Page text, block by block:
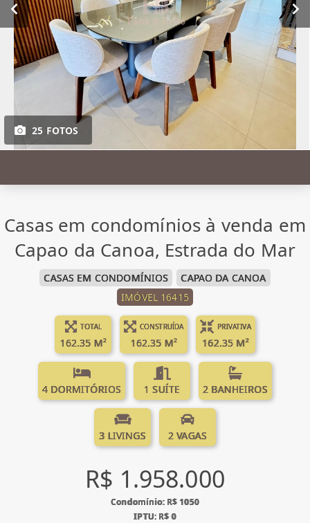
25 FOTOS
Casas em condomínios à venda em
Capao da Canoa, Estrada do Mar
CASAS EM CONDOMÍNIOS
CAPAO DA CANOA
IMÓVEL 16415
TOTAL
162.35 M²
CONSTRUÍDA
162.35 M²
PRIVATIVA
162.35 M²
4 DORMITÓRIOS 1 SUÍTE 2 BANHEIROS
3 LIVINGS 2 VAGAS
R$ 1.958.000
Condomínio: R$ 1050
IPTU: R$ 0